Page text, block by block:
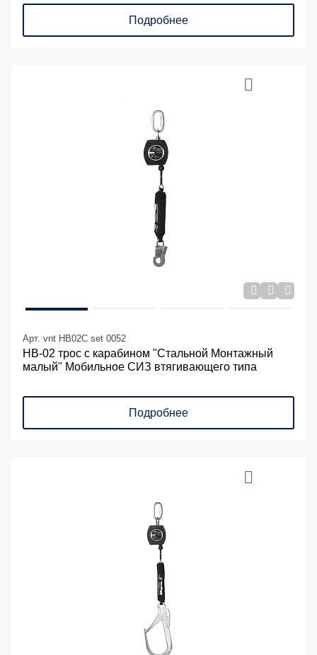
Подробнее
Арт. vnt HB02C set 0052
НВ-02 трос с карабином "Стальной Монтажный
малый" Мобильное СИЗ втягивающего типа
Подробнее